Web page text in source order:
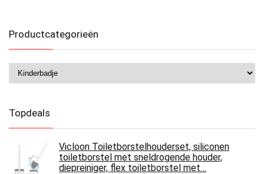
Productcategorieën
Topdeals
Vicloon Toiletborstelhouderset, siliconen
toiletborstel met sneldrogende houder,
diepreiniger, flex toiletborstel met…